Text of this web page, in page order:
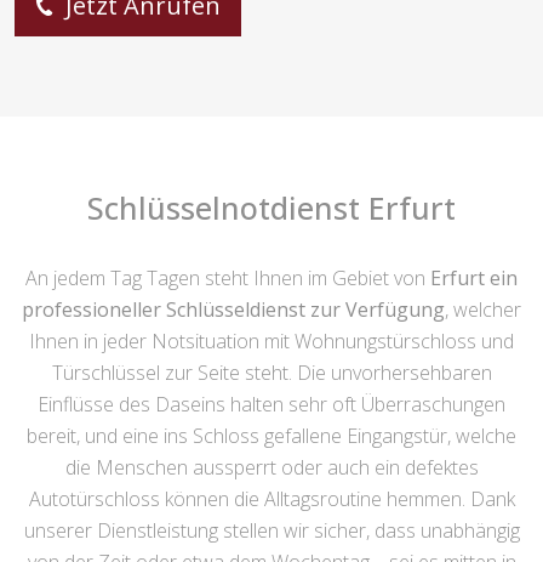
Schlüsselnotdienst Erfurt
An jedem Tag Tagen steht Ihnen im Gebiet von Erfurt ein
professioneller Schlüsseldienst zur Verfügung, welcher
Ihnen in jeder Notsituation mit Wohnungstürschloss und
Türschlüssel zur Seite steht. Die unvorhersehbaren
Einflüsse des Daseins halten sehr oft Überraschungen
bereit, und eine ins Schloss gefallene Eingangstür, welche
die Menschen aussperrt oder auch ein defektes
Autotürschloss können die Alltagsroutine hemmen. Dank
unserer Dienstleistung stellen wir sicher, dass unabhängig